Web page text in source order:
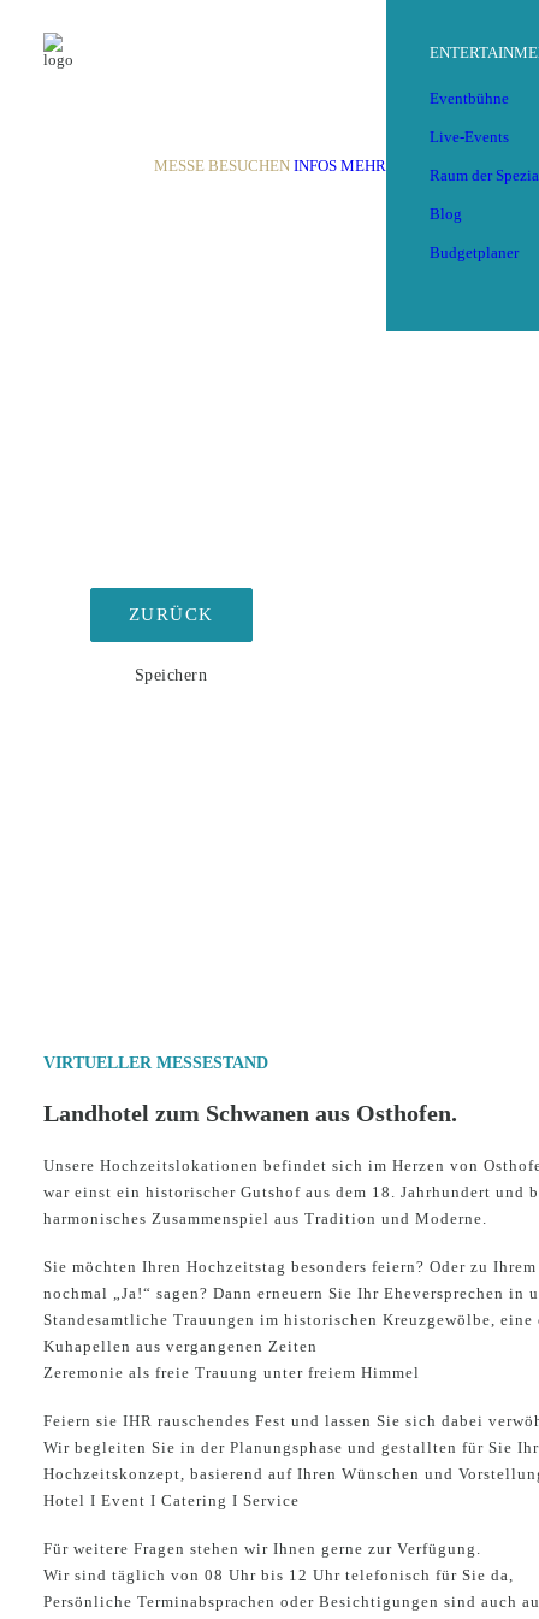
MESSE BESUCHEN INFOS MEHR
Eventbühne
Live-Events
Raum der
Blog
Budgetplaner
ZURÜCK
Speichern
VIRTUELLER MESSESTAND
Landhotel zum Schwanen aus Osthofen.
Unsere Hochzeitslokationen befindet sich im Herzen von
war einst ein historischer Gutshof aus dem 18. Jahrhundert und
harmonisches Zusammenspiel aus Tradition und Moderne.
Sie möchten Ihren Hochzeitstag besonders feiern? Oder zu
nochmal „Ja!“ sagen? Dann erneuern Sie Ihr Eheversprechen in
Standesamtliche Trauungen im historischen Kreuzgewölbe, eine
Kuhapellen aus vergangenen Zeiten
Zeremonie als freie Trauung unter freiem Himmel
Feiern sie IHR rauschendes Fest und lassen Sie sich dabei
Wir begleiten Sie in der Planungsphase und gestallten für Sie
Hochzeitskonzept, basierend auf Ihren Wünschen und
Hotel I Event I Catering I Service
Für weitere Fragen stehen wir Ihnen gerne zur Verfügung.
Wir sind täglich von 08 Uhr bis 12 Uhr telefonisch für Sie da,
Persönliche Terminabsprachen oder Besichtigungen sind auch